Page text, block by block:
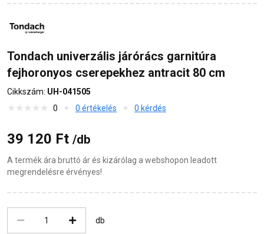
Tondach univerzális járórács garnitúra
fejhoronyos cserepekhez antracit 80 cm
Cikkszám: UH-041505
0
0 értékelés 0 kérdés
39 120 Ft /db
A termék ára bruttó ár és kizárólag a webshopon leadott
megrendelésre érvényes!
db